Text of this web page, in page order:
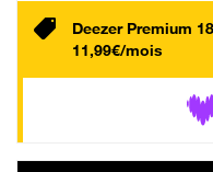
Deezer Premium
11,99€/mois